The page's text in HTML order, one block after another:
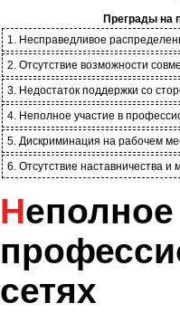
Преграды на
1. Несправедливое
2. Отсутствие возможности
3. Недостаток поддержки со
4. Неполное участие в
5. Дискриминация на рабочем
6. Отсутствие наставничества и
Неполное участие в
сетях